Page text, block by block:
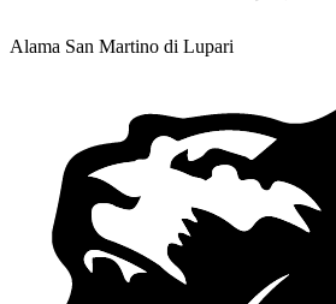
Alama San Martino di Lupari